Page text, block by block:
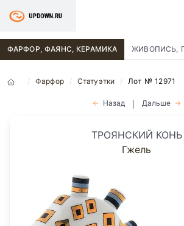
ФАРФОР, ФАЯНС, КЕРАМИКА ЖИВОПИСЬ,
Фарфор Статуэтки Лот № 12971
Назад Дальше
ТРОЯНСКИЙ КОНЬ
Гжель